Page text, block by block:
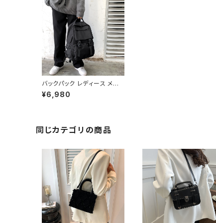
バックパック レディース メン
ズ リュック 春夏 秋冬 春 夏
秋 冬 黒 バッグ リュックサック
大容量リュック バッグ 大学生
リュック 高校生 中学生 ユニ
の子 A4 ブラック オフィス カ
レッジコーデ カジュアル デイ
リー お出かけ K-B0134
¥6,980
同じカテゴリの商品